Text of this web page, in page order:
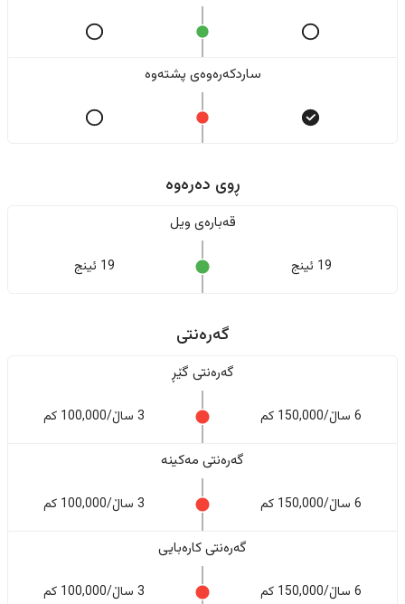
ساردکەرەوەی پشتەوە
ڕوی دەرەوە
قەبارەی ویل
19 ئینج 19 ئینج
گەرەنتی
گەرەنتی گێڕ
6 ساڵ/150,000 کم 3 ساڵ/100,000 کم
گەرەنتی مەکینە
6 ساڵ/150,000 کم 3 ساڵ/100,000 کم
گەرەنتی کارەبایی
6 ساڵ/150,000 کم 3 ساڵ/100,000 کم